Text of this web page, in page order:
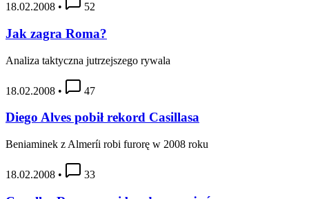
18.02.2008 • 52
Jak zagra Roma?
Analiza taktyczna jutrzejszego rywala
18.02.2008 • 47
Diego Alves pobił rekord Casillasa
Beniaminek z Almeríi robi furorę w 2008 roku
18.02.2008 • 33